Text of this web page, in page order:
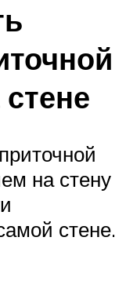
на стену
стене.